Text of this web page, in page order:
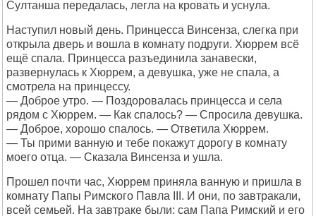
Султанша передалась, легла на кровать и уснула.
Наступил новый день. Принцесса Винсенза, слегка при
открыла дверь и вошла в комнату подруги. Хюррем всё
ещё спала. Принцесса разъединила занавески,
развернулась к Хюррем, а девушка, уже не спала, а
смотрела на принцессу.
— Доброе утро. — Поздоровалась принцесса и села
рядом с Хюррем. — Как спалось? — Спросила девушка.
— Доброе, хорошо спалось. — Ответила Хюррем.
— Ты прими ванную и тебе покажут дорогу в комнату
моего отца. — Сказала Винсенза и ушла.
Прошел почти час, Хюррем приняла ванную и пришла в
комнату Папы Римского Павла III. И они, по завтракали,
всей семьей. На завтраке были: сам Папа Римский и его